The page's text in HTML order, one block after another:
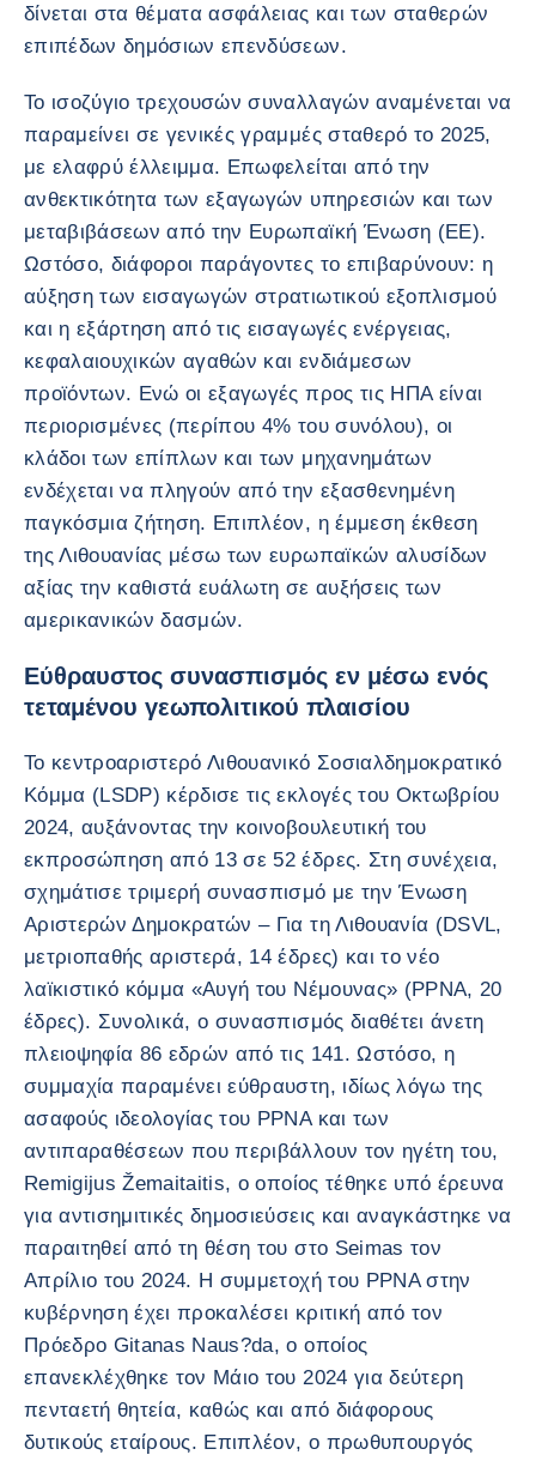
δίνεται στα θέματα ασφάλειας και των σταθερών
επιπέδων δημόσιων επενδύσεων.
Το ισοζύγιο τρεχουσών συναλλαγών αναμένεται να
παραμείνει σε γενικές γραμμές σταθερό το 2025,
με ελαφρύ έλλειμμα. Επωφελείται από την
ανθεκτικότητα των εξαγωγών υπηρεσιών και των
μεταβιβάσεων από την Ευρωπαϊκή Ένωση (ΕΕ).
Ωστόσο, διάφοροι παράγοντες το επιβαρύνουν: η
αύξηση των εισαγωγών στρατιωτικού εξοπλισμού
και η εξάρτηση από τις εισαγωγές ενέργειας,
κεφαλαιουχικών αγαθών και ενδιάμεσων
προϊόντων. Ενώ οι εξαγωγές προς τις ΗΠΑ είναι
περιορισμένες (περίπου 4% του συνόλου), οι
κλάδοι των επίπλων και των μηχανημάτων
ενδέχεται να πληγούν από την εξασθενημένη
παγκόσμια ζήτηση. Επιπλέον, η έμμεση έκθεση
της Λιθουανίας μέσω των ευρωπαϊκών αλυσίδων
αξίας την καθιστά ευάλωτη σε αυξήσεις των
αμερικανικών δασμών.
Εύθραυστος συνασπισμός εν μέσω ενός
τεταμένου γεωπολιτικού πλαισίου
Το κεντροαριστερό Λιθουανικό Σοσιαλδημοκρατικό
Κόμμα (LSDP) κέρδισε τις εκλογές του Οκτωβρίου
2024, αυξάνοντας την κοινοβουλευτική του
εκπροσώπηση από 13 σε 52 έδρες. Στη συνέχεια,
σχημάτισε τριμερή συνασπισμό με την Ένωση
Αριστερών Δημοκρατών – Για τη Λιθουανία (DSVL,
μετριοπαθής αριστερά, 14 έδρες) και το νέο
λαϊκιστικό κόμμα «Αυγή του Νέμουνας» (PPNA, 20
έδρες). Συνολικά, ο συνασπισμός διαθέτει άνετη
πλειοψηφία 86 εδρών από τις 141. Ωστόσο, η
συμμαχία παραμένει εύθραυστη, ιδίως λόγω της
ασαφούς ιδεολογίας του PPNA και των
αντιπαραθέσεων που περιβάλλουν τον ηγέτη του,
Remigijus Žemaitaitis, ο οποίος τέθηκε υπό έρευνα
για αντισημιτικές δημοσιεύσεις και αναγκάστηκε να
παραιτηθεί από τη θέση του στο Seimas τον
Απρίλιο του 2024. Η συμμετοχή του PPNA στην
κυβέρνηση έχει προκαλέσει κριτική από τον
Πρόεδρο Gitanas Naus?da, ο οποίος
επανεκλέχθηκε τον Μάιο του 2024 για δεύτερη
πενταετή θητεία, καθώς και από διάφορους
δυτικούς εταίρους. Επιπλέον, ο πρωθυπουργός